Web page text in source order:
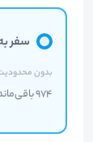
سفر
بدون
974 باقی‌مانده